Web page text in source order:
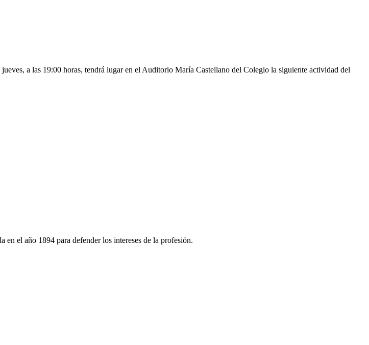
a las 19:00 horas, tendrá lugar en el Auditorio María Castellano del Colegio la siguiente actividad del
el año 1894 para defender los intereses de la profesión.